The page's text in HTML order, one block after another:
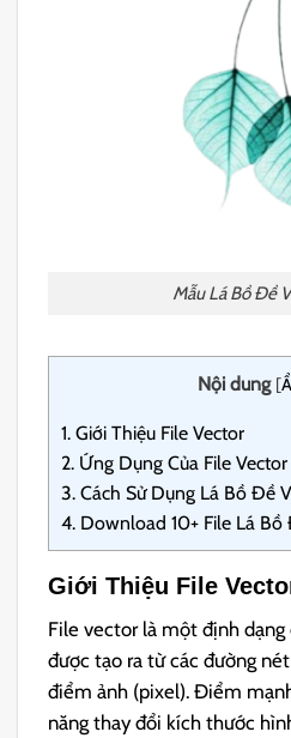
Mẫu Lá Bồ Đề
Nội dung [
1. Giới Thiệu File Vector
2. Ứng Dụng Của File Vector
3. Cách Sử Dụng Lá Bồ Đề
4. Download 10+ File Lá
Giới Thiệu File
File vector là một định
được tạo ra từ các đường
điểm ảnh (pixel). Điểm
năng thay đổi kích thước